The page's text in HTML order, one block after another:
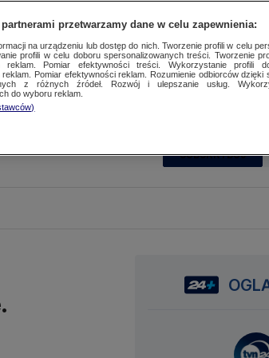
SUBSKRYBUJ
przetwarzamy dane w celu zapewnienia:
na urządzeniu lub dostęp do nich. Tworzenie profili w celu
profili w celu doboru spersonalizowanych treści. Tworzenie
reklam. Pomiar efektywności treści. Wykorzystanie profili
Pomiar efektywności reklam. Rozumienie odbiorców dzięki
z różnych źródeł. Rozwój i ulepszanie usług.
do wyboru reklam.